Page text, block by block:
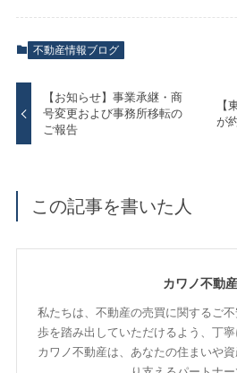
不動産情報ブログ
【お知らせ】事業承継・商
号変更および事務所移転の
ご報告
【
が
この記事を書いた人
カワノ不動産
私たちは、不動産の売買に関するご
歩を踏み出していただけるよう、丁寧
カワノ不動産は、あなたの住まいや